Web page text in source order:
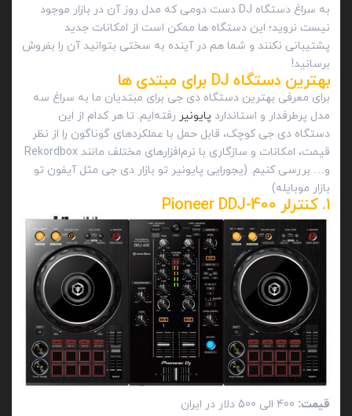
به سراغ دستگاه DJ دست دومی که مدل روز آن در بازار موجود
نیست نروید؛ این دستگاه ها ممکن است از امکانات جدید
پشتیبانی نکنند و شما هم در آینده به سختی بتوانید آن را بفروش
برسانید!
بهترین دستگاه DJ برای مبتدی ها
برای معرفی بهترین دستگاه دی جی برای مبتدیان ما به سراغ سه
مدل پرطرفدار و استاندارد پایونیر رفته‌ایم. تا هر کدام از این
دستگاه دی جی کوچک، قابل حمل با عملکردهای گوناگون را از نظر
قیمت، امکانات و سازگاری با نرم‌افزارهای مختلف مانند Rekordbox
و… بررسی کنیم. (یجورایی پایونیر تو بازار دی جی مثل آیفون تو
بازار موبایله)
1. کنترلر Pioneer DDJ-400
قیمت: